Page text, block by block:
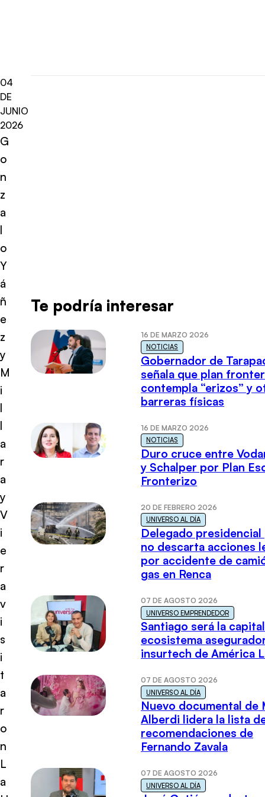
04
DE
JUNIO
2026
G
o
n
z
a
l
o
Y
á
ñ
e
z
y
M
i
l
l
a
r
a
y
V
i
e
r
a
v
i
s
i
t
a
r
o
n
L
a
Te podría interesar
16 DE MARZO 2026
NOTICIAS
Gobernador de
señala que plan
contempla “erizos” y
barreras físicas
16 DE MARZO 2026
NOTICIAS
Duro cruce entre
y Schalper por Plan
Fronterizo
20 DE FEBRERO 2026
UNIVERSO AL DÍA
Delegado presidencial
no descarta acciones
por accidente de
gas en Renca
07 DE AGOSTO 2026
UNIVERSO EMPRENDEDOR
Santiago será la
ecosistema
insurtech de América
07 DE AGOSTO 2026
UNIVERSO AL DÍA
Nuevo documental de
Alberdi lidera la lista
recomendaciones de
Fernando Zavala
07 DE AGOSTO 2026
UNIVERSO AL DÍA